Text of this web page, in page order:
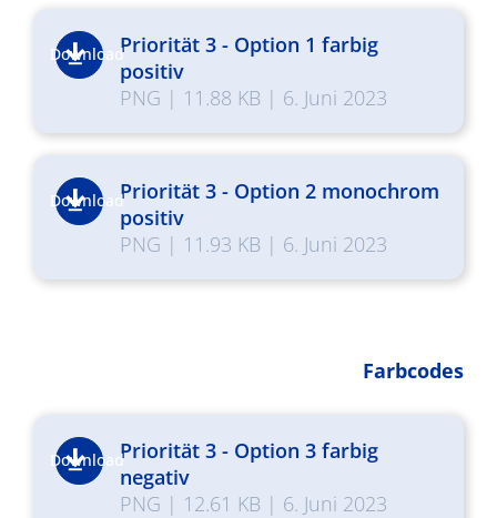
DownloadPriorität 3 - Option 1 farbig
positiv
PNG | 11.88 KB | 6. Juni 2023
DownloadPriorität 3 - Option 2 monochrom
positiv
PNG | 11.93 KB | 6. Juni 2023
Farbcodes
DownloadPriorität 3 - Option 3 farbig
negativ
PNG | 12.61 KB | 6. Juni 2023